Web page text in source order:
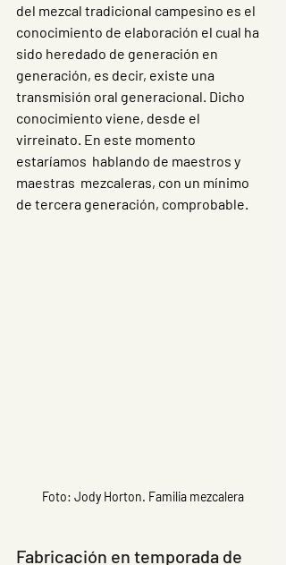
del mezcal tradicional campesino es el
conocimiento de elaboración el cual ha
sido heredado de generación en
generación, es decir, existe una
transmisión oral generacional. Dicho
conocimiento viene, desde el
virreinato. En este momento
estaríamos  hablando de maestros y
maestras  mezcaleras, con un mínimo
de tercera generación, comprobable.
Foto: Jody Horton. Familia mezcalera
Fabricación en temporada de